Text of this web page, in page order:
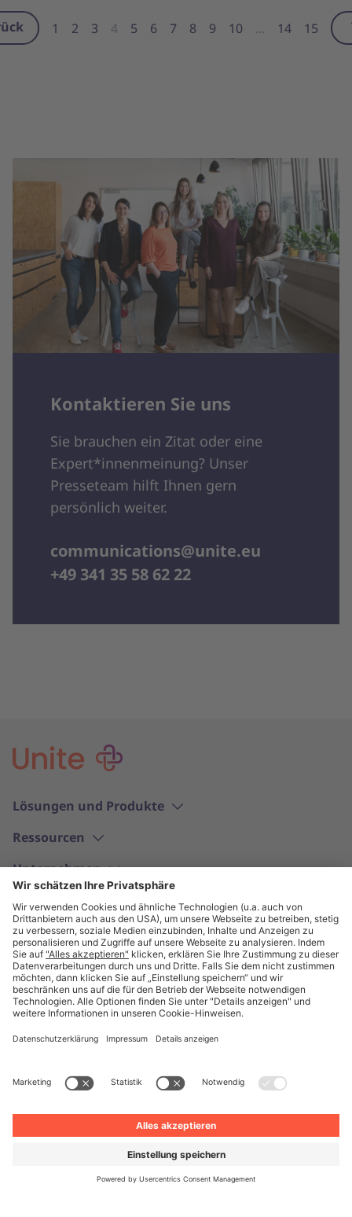
1 2 3 4 5 6 7 8 9 10 ... 14 15
Kontaktieren Sie uns
Sie brauchen ein Zitat oder eine
Expert*innenmeinung? Unser
Presseteam hilft Ihnen gern
persönlich weiter.
communications@unite.eu
+49 341 35 58 62 22
Lösungen und Produkte
Ressourcen
Unternehmen
Datenschutz
AGB
Deutsch